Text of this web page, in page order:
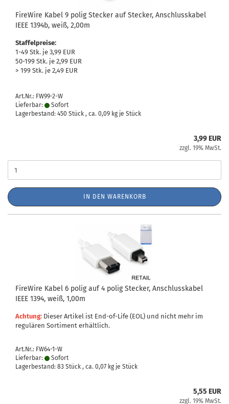
FireWire Kabel 9 polig Stecker auf Stecker, Anschlusskabel
IEEE 1394b, weiß, 2,00m
Staffelpreise:
1-49 Stk. je 3,99 EUR
50-199 Stk. je 2,99 EUR
> 199 Stk. je 2,49 EUR
Art.Nr.: FW99-2-W
Lieferbar:
Sofort
Lagerbestand: 450 Stück , ca. 0,09 kg je Stück
3,99 EUR
zzgl. 19% MwSt.
IN DEN WARENKORB
FireWire Kabel 6 polig auf 4 polig Stecker, Anschlusskabel
IEEE 1394, weiß, 1,00m
Achtung: Dieser Artikel ist End-of-Life (EOL) und nicht mehr im
regulären Sortiment erhältlich.
Art.Nr.: FW64-1-W
Lieferbar:
Sofort
Lagerbestand: 83 Stück , ca. 0,07 kg je Stück
5,55 EUR
zzgl. 19% MwSt.